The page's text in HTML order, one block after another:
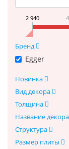
2 940
Бренд
Egger
Новинка
Вид декора
Толщина
Название декора
Структура
Размер плиты